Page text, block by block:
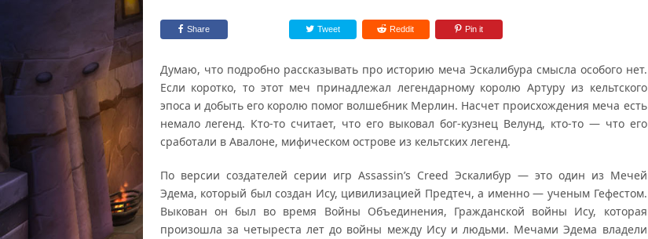
Share Tweet Reddit Pin it
Думаю, что подробно рассказывать про историю меча Эскалибура смысла особого нет.
Если коротко, то этот меч принадлежал легендарному королю Артуру из кельтского
эпоса и добыть его королю помог волшебник Мерлин. Насчет происхождения меча есть
немало легенд. Кто-то считает, что его выковал бог-кузнец Велунд, кто-то — что его
сработали в Авалоне, мифическом острове из кельтских легенд.
По версии создателей серии игр Assassin’s Creed Эскалибур — это один из Мечей
Эдема, который был создан Ису, цивилизацией Предтеч, а именно — ученым Гефестом.
Выкован он был во время Войны Объединения, Гражданской войны Ису, которая
произошла за четыреста лет до войны между Ису и людьми. Мечами Эдема владели